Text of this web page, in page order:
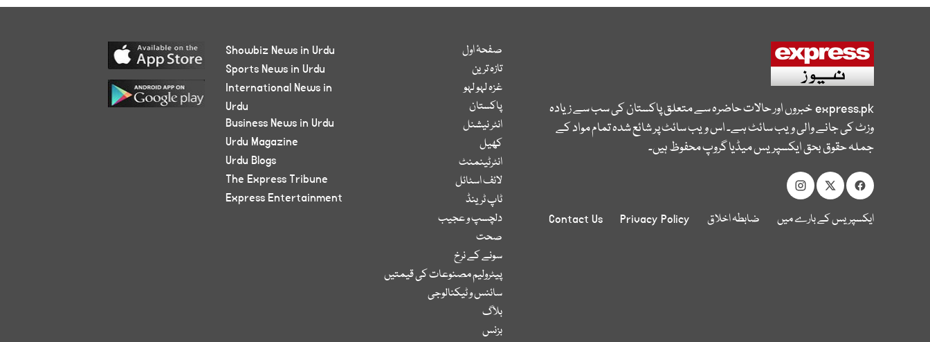
express.pkخبروں اور حالات حاضرہ سے متعلق پاکستان کی سب سے زیادہ
وزٹ کی جانے والی ویب سائٹ ہے۔ اس ویب سائٹ پر شائع شدہ تمام مواد کے
جملہ حقوق بحق ایکسپریس میڈیا گروپ محفوظ ہیں۔
ایکسپریس کے بارے میں ضابطہ اخلاق Privacy Policy
Contact Us
صفحۂ اول
تازہ ترین
غزہ لہو لہو
پاکستان
انٹر نیشنل
کھیل
انٹرٹینمنٹ
لائف اسٹائل
ٹاپ ٹرینڈ
دلچسپ و عجیب
صحت
سونے کے نرخ
پیٹرولیم مصنوعات کی قیمتیں
سائنس و ٹیکنالوجی
بلاگ
بزنس
Showbiz News in Urdu
Sports News in Urdu
International News in
Urdu
Business News in Urdu
Urdu Magazine
Urdu Blogs
The Express Tribune
Express Entertainment